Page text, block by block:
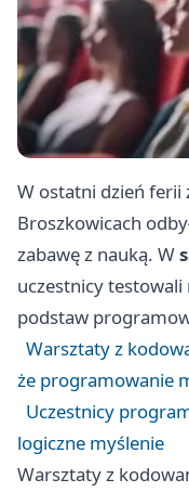
W ostatni dzień
Broszkowicach
zabawę z nauką. W
uczestnicy testowali
podstaw
Warsztaty z
że programowanie
Uczestnicy
logiczne myślenie
Warsztaty z